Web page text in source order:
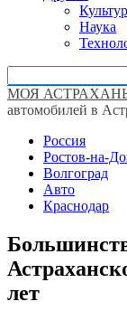
Наука
МОЯ
автомобилей в
Россия
Ростов-на-
Волгоград
Авто
Краснодар
лет